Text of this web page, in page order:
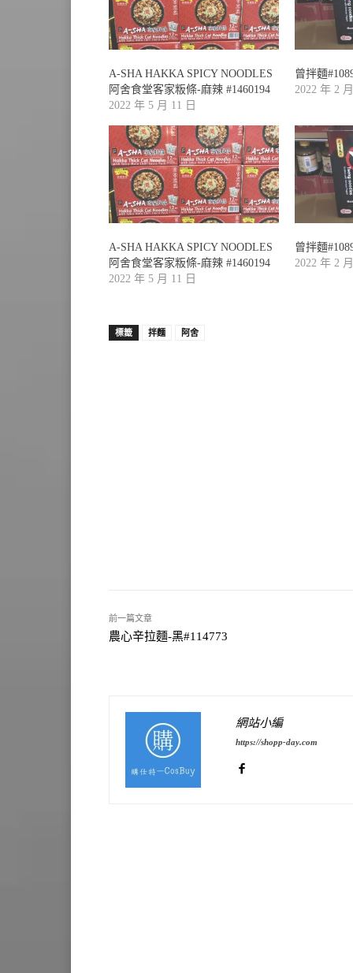
A-SHA HAKKA SPICY NOODLES
阿舍食堂客家粄條-麻辣 #1460194
2022 年 5 月 11 日
曾拌麵
2022 年 2
A-SHA HAKKA SPICY NOODLES
阿舍食堂客家粄條-麻辣 #1460194
2022 年 5 月 11 日
曾拌麵
2022 年 2
標籤 拌麵 阿舍
前一篇文章
農心辛拉麵-黑#114773
網站小編
https://shopp-day.com